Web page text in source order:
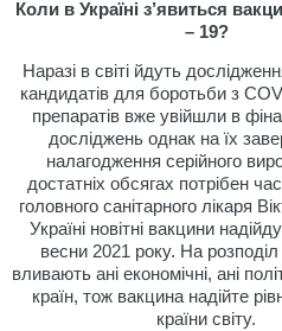
Коли в Україні з’явиться
– 19?
Наразі в світі йдуть
кандидатів для боротьби з
препаратів вже увійшли в
досліджень однак на їх
налагодження серійного
достатніх обсягах потрібен
головного санітарного лікаря
Україні новітні вакцини
весни 2021 року. На
вливають ані економічні, ані
країн, тож вакцина надійте
країни світу.